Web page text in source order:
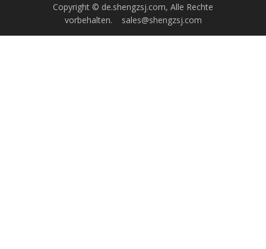
Copyright © de.shengzsj.com, Alle Rechte
vorbehalten. sales@shengzsj.com